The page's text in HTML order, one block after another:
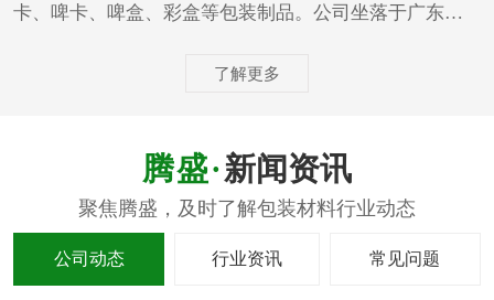
卡、啤卡、啤盒、彩盒等包装制品。公司坐落于广东省
以“顾客至上，锐意进取”的经营理念，坚持“客户至上”的
了解更多
新闻资讯
公司动态 行业资讯 常见问题